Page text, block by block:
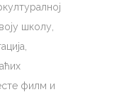
школу,
филм и